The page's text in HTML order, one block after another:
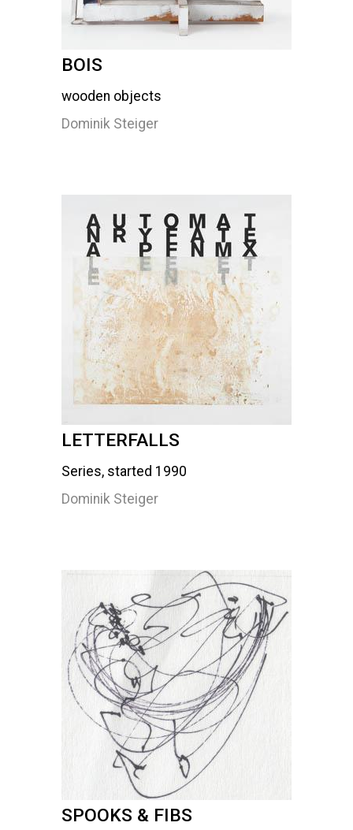
BOIS
wooden objects
Dominik Steiger
LETTERFALLS
Series, started 1990
Dominik Steiger
SPOOKS & FIBS